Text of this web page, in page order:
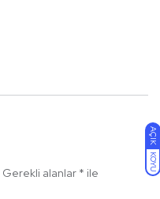
AÇIK
KOYU
Gerekli alanlar * ile